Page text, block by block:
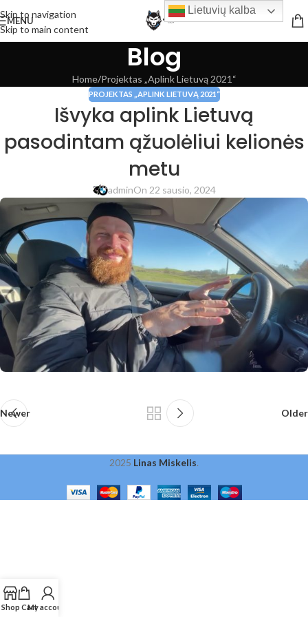
Skip to navigation
Skip to main content
MENU
Blog
Home Projektas „Aplink Lietuvą 2021“
PROJEKTAS „APLINK LIETUVĄ 2021“
Išvyka aplink Lietuvą
pasodintam ąžuolėliui kelionės
metu
adminOn 22 sausio, 2024
Newer Older
2025 Linas Miskelis.
Lietuvių kalba
Shop Cart
My account